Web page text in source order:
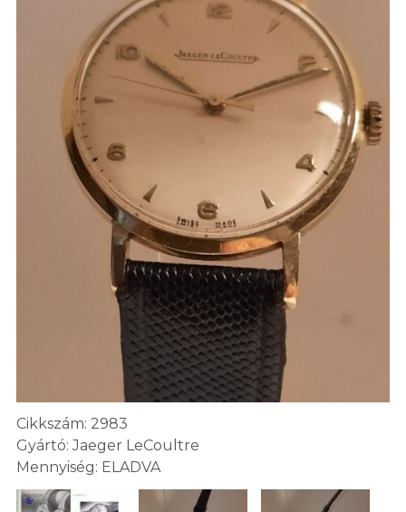
Cikkszám: 2983
Gyártó: Jaeger LeCoultre
Mennyiség: ELADVA